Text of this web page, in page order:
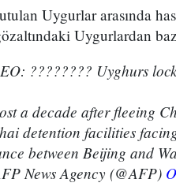
Uygurlar arasında
Uygurlardan
???????? Uyghurs
a decade after fleeing
detention facilities
between Beijing and
News Agency (@AFP)